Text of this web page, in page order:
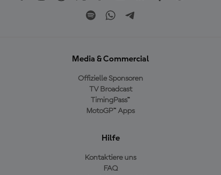
Media & Commercial
Offizielle Sponsoren
TV Broadcast
TimingPass™
MotoGP™ Apps
Hilfe
Kontaktiere uns
FAQ